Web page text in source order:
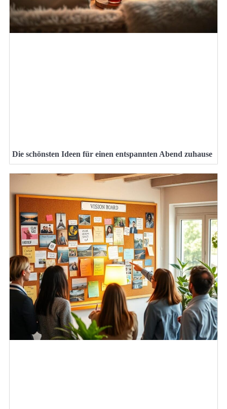
Die schönsten Ideen für einen entspannten Abend zuhause